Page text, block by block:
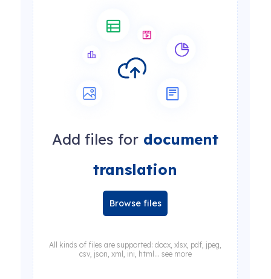
Add files for document
translation
Browse files
All kinds of files are supported: docx, xlsx, pdf, jpeg,
csv, json, xml, ini, html... see more